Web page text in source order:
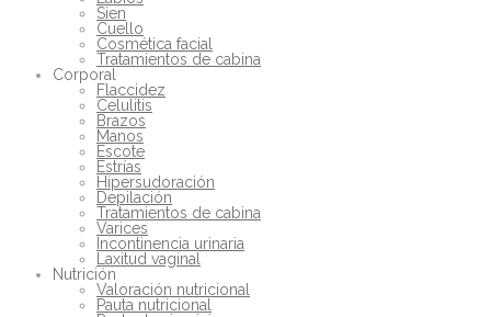
Sien
Cuello
Cosmética facial
Tratamientos de cabina
Corporal
Flaccidez
Celulitis
Brazos
Manos
Escote
Estrías
Hipersudoración
Depilación
Tratamientos de cabina
Varices
Incontinencia urinaria
Laxitud vaginal
Nutrición
Valoración nutricional
Pauta nutricional